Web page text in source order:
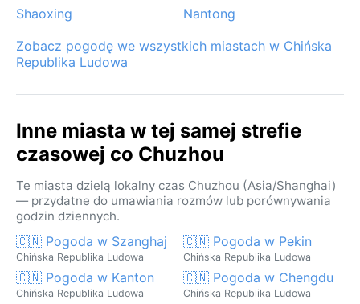
Shaoxing
Nantong
Zobacz pogodę we wszystkich miastach w Chińska
Republika Ludowa
Inne miasta w tej samej strefie
czasowej co Chuzhou
Te miasta dzielą lokalny czas Chuzhou (Asia/Shanghai)
— przydatne do umawiania rozmów lub porównywania
godzin dziennych.
🇨🇳 Pogoda w Szanghaj
Chińska Republika Ludowa
🇨🇳 Pogoda w Pekin
Chińska Republika Ludowa
🇨🇳 Pogoda w Kanton
Chińska Republika Ludowa
🇨🇳 Pogoda w Chengdu
Chińska Republika Ludowa